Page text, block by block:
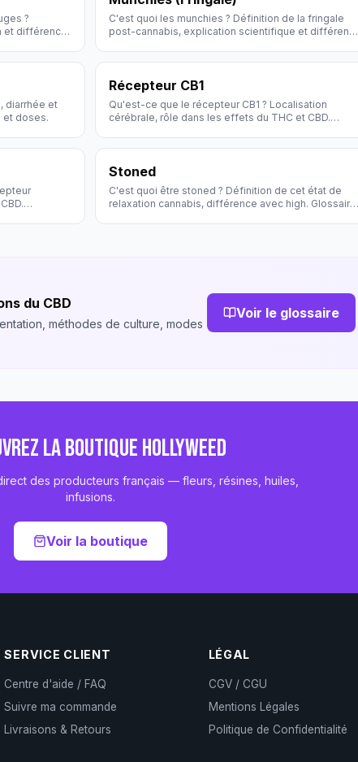
?
et différence
C'est quoi les munchies ? Définition de la fringale
post-cannabis, explication scientifique et différence
diarrhée et
et doses.
Récepteur CB1
Qu'est-ce que le récepteur CB1 ? Localisation
cérébrale, rôle dans les effets du THC et CBD.
Stoned
C'est quoi être stoned ? Définition de cet état de
relaxation cannabis, différence avec high. Glossaire
du CBD
méthodes de culture, modes
Voir le glossaire
LA BOUTIQUE HOLLYWEED
des producteurs français — fleurs, résines, huiles,
infusions.
Voir la boutique
SERVICE CLIENT
Centre d'aide / FAQ
Suivre ma commande
Livraisons & Retours
LÉGAL
CGV / CGU
Mentions Légales
Politique de Confidentialité